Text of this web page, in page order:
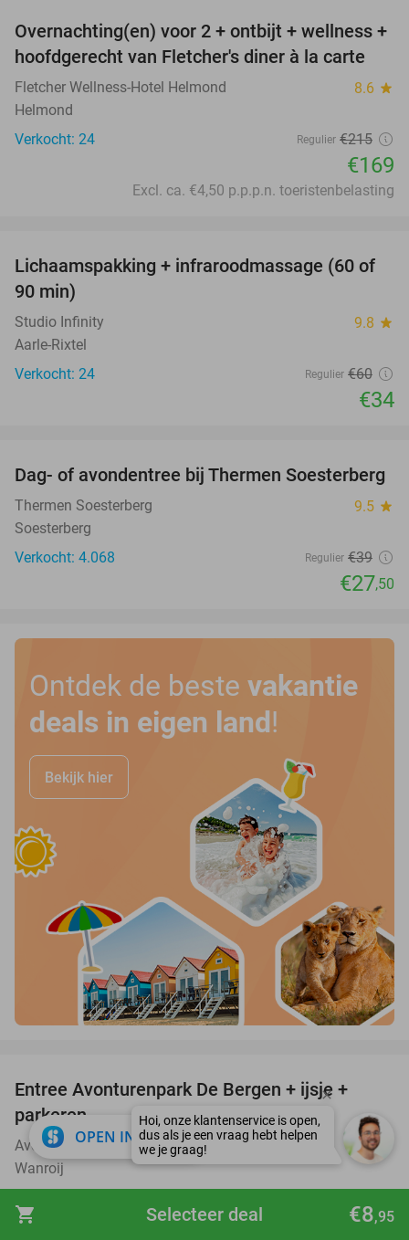
shopping_cart €8,95
Selecteer deal
21%
Overnachting(en) voor 2 + ontbijt + wellness +
hoofdgerecht van Fletcher's diner à la carte
Fletcher Wellness-Hotel Helmond 8.6 star
Helmond
Verkocht: 24
Regulier €215
€169
Excl. ca. €4,50 p.p.p.n. toeristenbelasting
43%
Lichaamspakking + infraroodmassage (60 of
90 min)
Studio Infinity 9.8 star
Aarle-Rixtel
Verkocht: 24
Regulier €60
€34
29%
Dag- of avondentree bij Thermen Soesterberg
Thermen Soesterberg 9.5 star
Soesterberg
Verkocht: 4.068
Regulier €39
€27,50
Ontdek de beste vakantie
deals in eigen land!
Bekijk hier
Entree Avonturenpark De Bergen + ijsje +
parkeren
Avonturenpark De Bergen 9.4star
Wanroij
€10
OPEN IN APP close